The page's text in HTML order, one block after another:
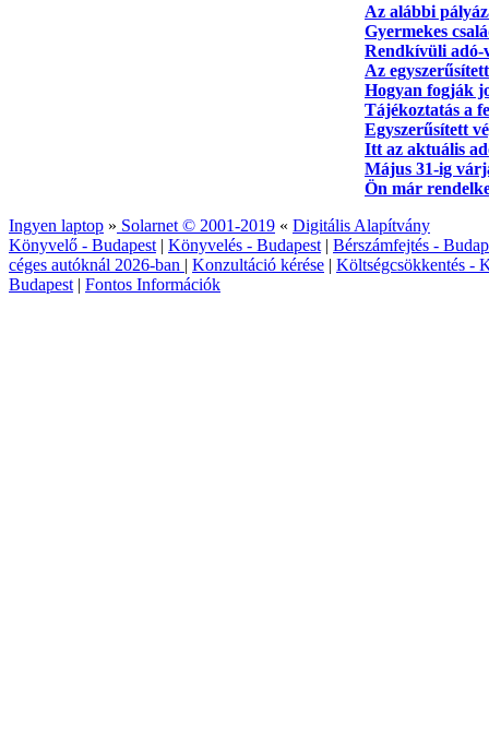
Az alábbi
Gyermekes
Rendkívüli adó-
Az
Hogyan fogják
Tájékoztatás a
Egyszerűsített
Itt az aktuális
Május 31-ig
Ön már
Ingyen laptop » Solarnet © 2001-2019 « Digitális Alapítvány
Könyvelő - Budapest | Könyvelés - Budapest | Bérszámfejtés -
céges autóknál 2026‑ban | Konzultáció kérése | Költségcsökkentés -
Budapest | Fontos Információk